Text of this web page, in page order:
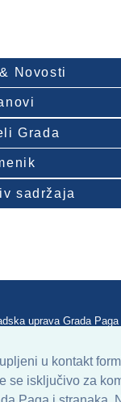
u kontakt
se isključivo za
Novosti
Grada
sadržaja
uprava Grada Paga